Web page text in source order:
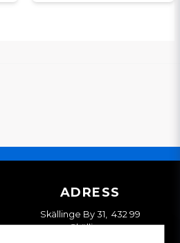
ADRESS
Skällinge By 31, 432 99
Skällinge